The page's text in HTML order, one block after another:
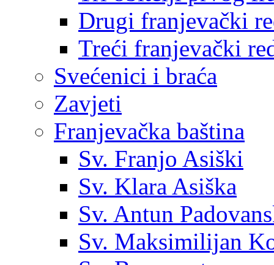
Drugi franjevački
Treći franjevački
Svećenici i braća
Zavjeti
Franjevačka baština
Sv. Franjo Asiški
Sv. Klara Asiška
Sv. Antun
Sv. Maksimilijan